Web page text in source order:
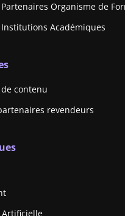
Organisme de
Académiques
contenu
revendeurs